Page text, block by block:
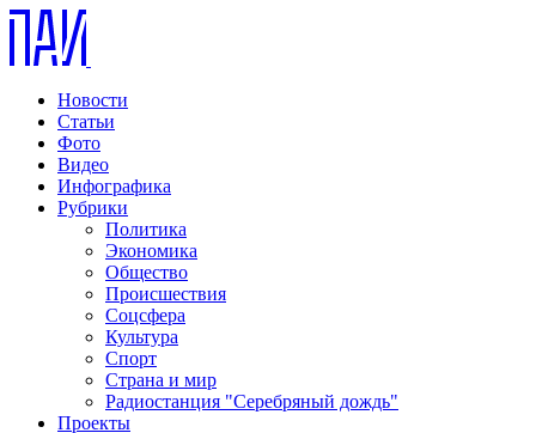
Новости
Статьи
Фото
Видео
Инфографика
Рубрики
Политика
Экономика
Общество
Происшествия
Соцсфера
Культура
Спорт
Страна и мир
Радиостанция "Серебряный дождь"
Проекты